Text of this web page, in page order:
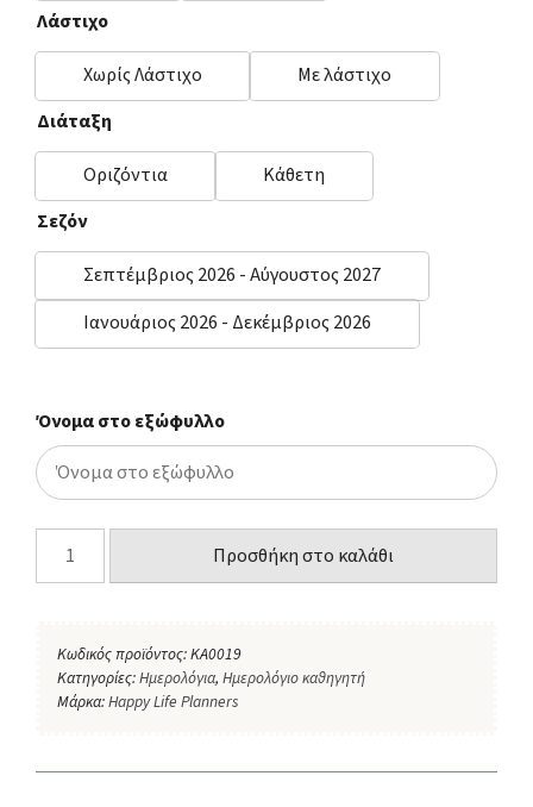
Λάστιχο
Χωρίς Λάστιχο
Με λάστιχο
Διάταξη
Οριζόντια
Κάθετη
Σεζόν
Σεπτέμβριος 2026 - Αύγουστος 2027
Ιανουάριος 2026 - Δεκέμβριος 2026
Όνομα στο εξώφυλλο
Προσθήκη στο καλάθι
Κωδικός προϊόντος:KA0019
Κατηγορίες:Ημερολόγια, Ημερολόγιο καθηγητή
Μάρκα:Happy Life Planners